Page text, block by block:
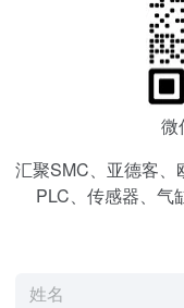
微
汇聚SMC、亚德客
PLC、传感器、气